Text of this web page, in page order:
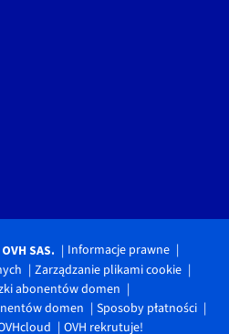
SAS.
Informacje prawne
Zarządzanie plikami cookie
abonentów domen
domen
Sposoby płatności
OVH rekrutuje!